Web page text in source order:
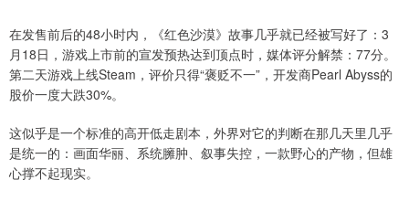
在发售前后的48小时内，《红色沙漠》故事几乎就已经被写好了：3
月18日，游戏上市前的宣发预热达到顶点时，媒体评分解禁：77分。
第二天游戏上线Steam，评价只得“褒贬不一”，开发商Pearl Abyss的
股价一度大跌30%。
这似乎是一个标准的高开低走剧本，外界对它的判断在那几天里几乎
是统一的：画面华丽、系统臃肿、叙事失控，一款野心的产物，但雄
心撑不起现实。